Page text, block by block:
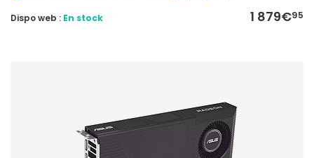
1 879€95
Dispo web : En stock